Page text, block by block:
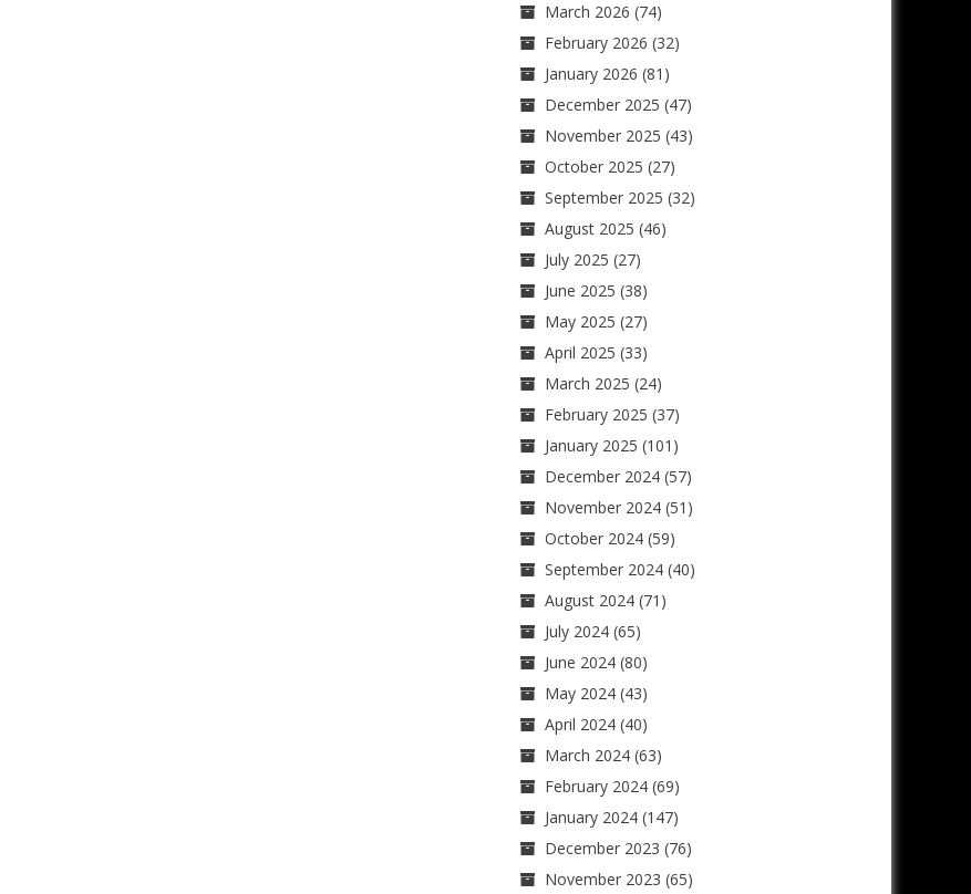
March 2026 (74)
February 2026 (32)
January 2026 (81)
December 2025 (47)
November 2025 (43)
October 2025 (27)
September 2025 (32)
August 2025 (46)
July 2025 (27)
June 2025 (38)
May 2025 (27)
April 2025 (33)
March 2025 (24)
February 2025 (37)
January 2025 (101)
December 2024(57)
November 2024(51)
October 2024(59)
September 2024(40)
August 2024(71)
July 2024(65)
June 2024(80)
May 2024(43)
April 2024(40)
March 2024(63)
February 2024(69)
January 2024(147)
December 2023 (76)
November 2023 (65)